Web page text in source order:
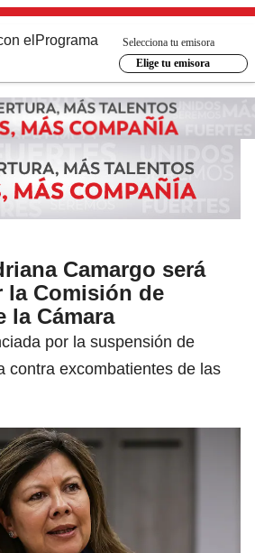
el Programa
Selecciona tu emisora
Elige tu emisora
Camargo será
la Comisión de
la Cámara
por la suspensión de
contra excombatientes de las